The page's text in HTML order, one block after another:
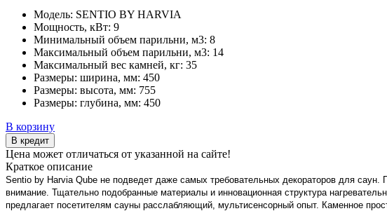
Модель: SENTIO BY HARVIA
Мощность, кВт: 9
Минимальный объем парильни, м3: 8
Максимальный объем парильни, м3: 14
Максимальный вес камней, кг: 35
Размеры: ширина, мм: 450
Размеры: высота, мм: 755
Размеры: глубина, мм: 450
В корзину
В кредит
Цена может отличаться от указанной на сайте!
Краткое описание
Sentio by Harvia Qube не подведет даже самых требовательных декораторов для саун.
внимание. Тщательно подобранные материалы и инновационная структура
предлагает посетителям сауны расслабляющий, мультисенсорный опыт. Каменное